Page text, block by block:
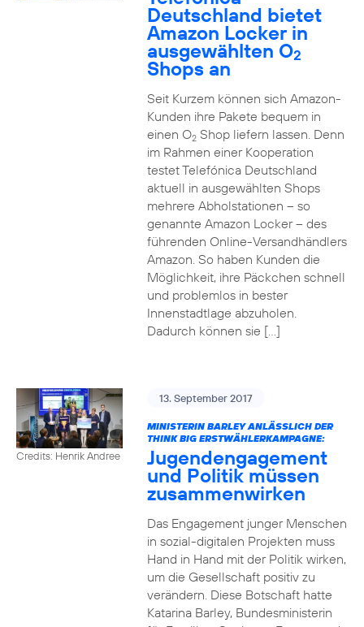
Deutschland bietet
Amazon Locker in
ausgewählten O2
Shops an
Seit Kurzem können sich Amazon-
Kunden ihre Pakete bequem in
einen O2Shop liefern lassen. Denn
im Rahmen einer Kooperation
testet Telefónica Deutschland
aktuell in ausgewählten Shops
mehrere Abholstationen – so
genannte Amazon Locker – des
führenden Online-Versandhändlers
Amazon. So haben Kunden die
Möglichkeit, ihre Päckchen schnell
und problemlos in bester
Innenstadtlage abzuholen.
Dadurch können sie […]
Credits: Henrik Andree
13. September 2017
MINISTERIN BARLEY ANLÄSSLICH DER
THINK BIG ERSTWÄHLERKAMPAGNE:
Jugendengagement
und Politik müssen
zusammenwirken
Das Engagement junger Menschen
in sozial-digitalen Projekten muss
Hand in Hand mit der Politik wirken,
um die Gesellschaft positiv zu
verändern. Diese Botschaft hatte
Katarina Barley, Bundesministerin